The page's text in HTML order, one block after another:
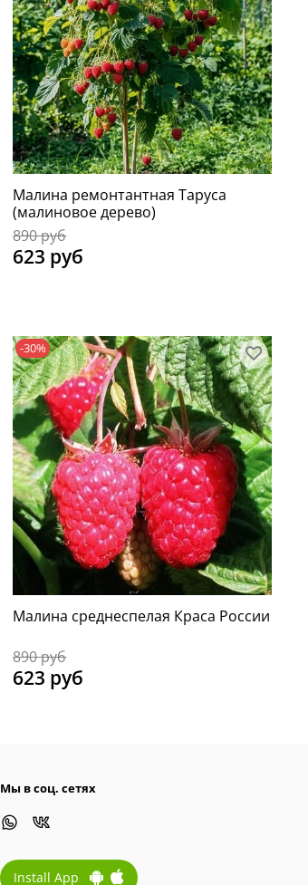
Малина ремонтантная Таруса
(малиновое дерево)
890 руб
623 руб
-30%
Малина среднеспелая Краса России
890 руб
623 руб
Мы в соц. сетях
Install App